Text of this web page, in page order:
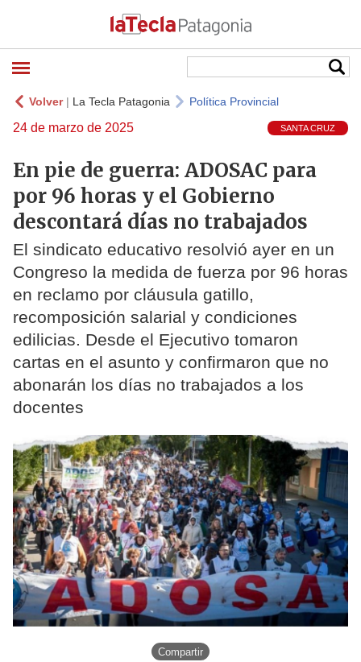
Volver| La Tecla Patagonia Política Provincial
24 de marzo de 2025 SANTA CRUZ
En pie de guerra: ADOSAC para
por 96 horas y el Gobierno
descontará días no trabajados
El sindicato educativo resolvió ayer en un
Congreso la medida de fuerza por 96 horas
en reclamo por cláusula gatillo,
recomposición salarial y condiciones
edilicias. Desde el Ejecutivo tomaron
cartas en el asunto y confirmaron que no
abonarán los días no trabajados a los
docentes
Compartir